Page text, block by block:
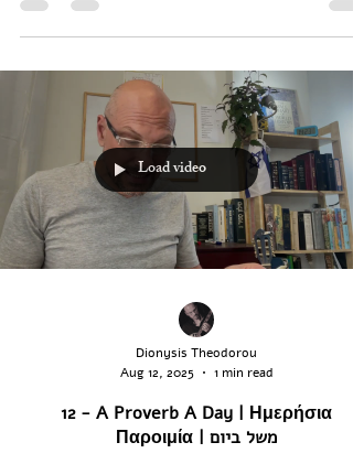
peaceful fruit of righteousness. Kάθε παιδεία, βέβαια, για
Load video
Dionysis Theodorou
Aug 12, 2025
1 min read
12 - A Proverb A Day | Ημερήσια
Παροιμία | משל ביום